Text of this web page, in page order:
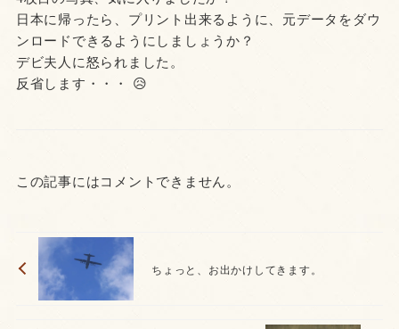
日本に帰ったら、プリント出来るように、元データをダウ
ンロードできるようにしましょうか？
デビ夫人に怒られました。
反省します・・・ 😥
この記事にはコメントできません。
ちょっと、お出かけしてきます。